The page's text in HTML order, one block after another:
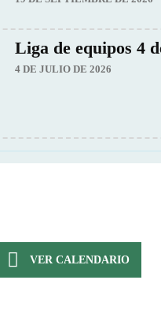
Liga de equipos 4
4 DE JULIO DE 2026
VER CALENDARIO